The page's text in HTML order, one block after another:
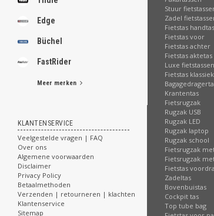
Edge
Büchel
FastRider
Meer merken
KLANTENSERVICE
Veelgestelde vragen | FAQ
Over ons
Algemene voorwaarden
Disclaimer
Privacy Policy
Betaalmethoden
Verzenden | retourneren | klachten
Klantenservice
Sitemap
Stuur
Zadel
Fietstas handtas
Fietstas voor
Fietstas achter
Fietstas aktetas
Luxe fietstassen
Fietstas klassiek
Krantentas
Fietsrugzak
Rugzak USB
Rugzak LED
Rugzak laptop
Rugzak school
Fietsrugzak
Fietsrugzak
Fietstas
Zadeltas
Bovenbuistas
Cockpit tas
Top tube bag